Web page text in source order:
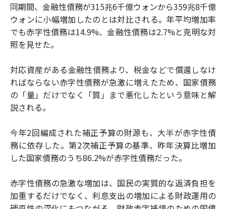
同期間、金融性債務が315兆6千億ウォンから359兆8千億
ウォンに小幅増加したのとは対比される。年平均増加率
でも赤字性債務は14.9%、金融性債務は2.7%と克明な対
照を見せた。
対応資産がある金融性債務より、税金などで償還しなけ
ればならない赤字性債務が急激に増えたため、国家債務
の「量」だけでなく「質」まで悪化したという意味と解
説される。
今年2回編成された補正予算の財源も、大半が赤字性債
務に依存した。第2次補正予算の基準、昨年決算比増加
した国家債務のうち86.2%が赤字性債務だった。
赤字性債務の急激な増加は、国民の実質的な返済負担を
加重するだけでなく、利息支出の増加による財政運用の